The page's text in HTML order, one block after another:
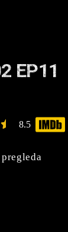
EP11
8.5